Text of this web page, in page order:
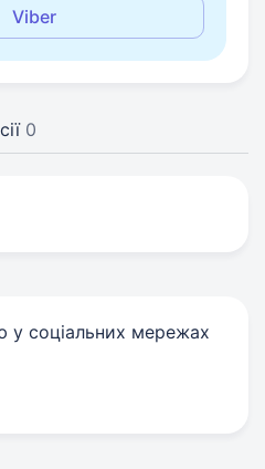
Viber
0
у соціальних мережах
link